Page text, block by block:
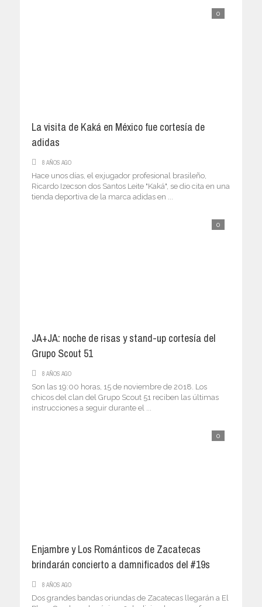
0
La visita de Kaká en México fue cortesía de
adidas
8 AÑOS AGO
Hace unos días, el exjugador profesional brasileño,
Ricardo Izecson dos Santos Leite "Kaká", se dio cita en una
tienda deportiva de la marca adidas en ...
0
JA+JA: noche de risas y stand-up cortesía del
Grupo Scout 51
8 AÑOS AGO
Son las 19:00 horas, 15 de noviembre de 2018. Los
chicos del clan del Grupo Scout 51 reciben las últimas
instrucciones a seguir durante el ...
0
Enjambre y Los Románticos de Zacatecas
brindarán concierto a damnificados del #19s
8 AÑOS AGO
Dos grandes bandas oriundas de Zacatecas llegarán a El